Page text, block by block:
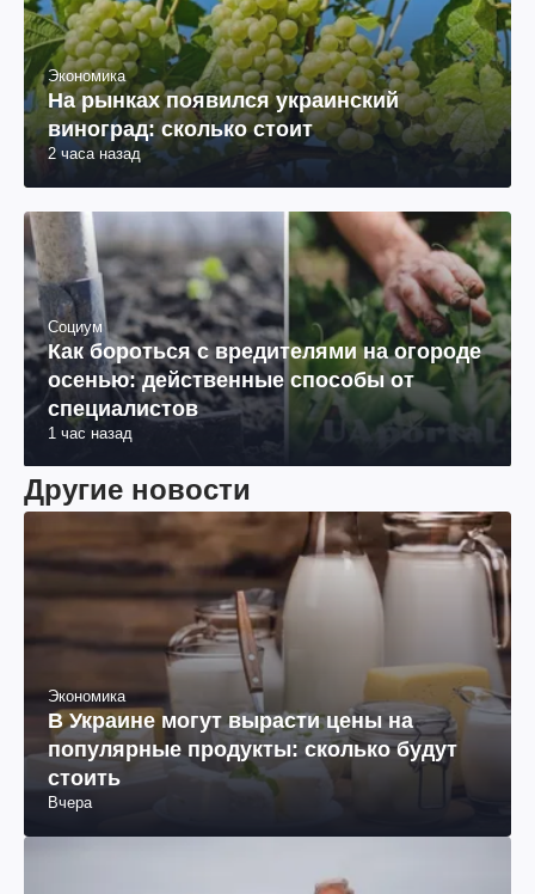
Экономика
На рынках появился украинский
виноград: сколько стоит
2 часа назад
Социум
Как бороться с вредителями на огороде
осенью: действенные способы от
специалистов
1 час назад
Другие новости
Экономика
В Украине могут вырасти цены на
популярные продукты: сколько будут
стоить
Вчера